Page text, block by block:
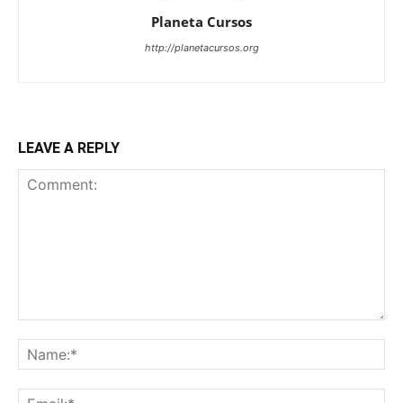
Planeta Cursos
http://planetacursos.org
LEAVE A REPLY